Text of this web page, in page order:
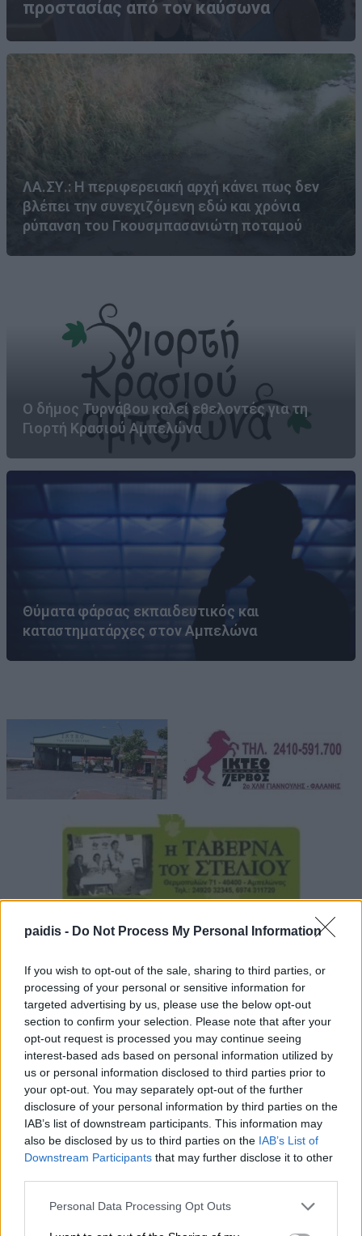
paidis - Do Not Process My Personal Information
If you wish to opt-out of the sale, sharing to third parties, or
processing of your personal or sensitive information for
targeted advertising by us, please use the below opt-out
section to confirm your selection. Please note that after your
opt-out request is processed you may continue seeing
interest-based ads based on personal information utilized by
us or personal information disclosed to third parties prior to
your opt-out. You may separately opt-out of the further
disclosure of your personal information by third parties on the
IAB’s list of downstream participants. This information may
also be disclosed by us to third parties on the IAB’s List of
Downstream Participants that may further disclose it to other
Personal Data Processing Opt Outs
προστασίας από τον καύσωνα
ΛΑ.ΣΥ.: Η περιφερειακή αρχή κάνει πως δεν
βλέπει την συνεχιζόμενη εδώ και χρόνια
ρύπανση του Γκουσμπασανιώτη ποταμού
Ο δήμος Τυρνάβου καλεί εθελοντές για τη
Γιορτή Κρασιού Αμπελώνα
Θύματα φάρσας εκπαιδευτικός και
καταστηματάρχες στον Αμπελώνα